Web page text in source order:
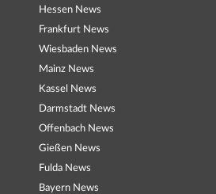
Hessen News
Frankfurt News
Wiesbaden News
Mainz News
Kassel News
Darmstadt News
Offenbach News
Gießen News
Fulda News
Bayern News